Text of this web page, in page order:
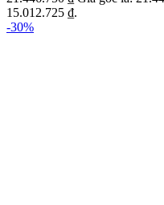
15.012.725 ₫.
-30%